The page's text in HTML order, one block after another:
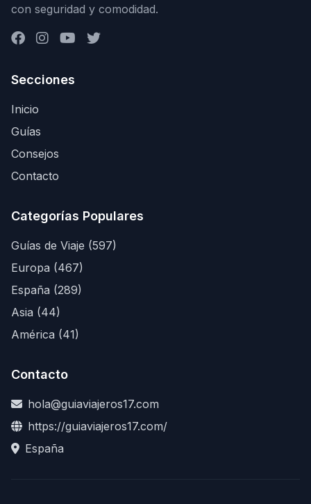
con seguridad y comodidad.
Secciones
Inicio
Guías
Consejos
Contacto
Categorías Populares
Guías de Viaje (597)
Europa (467)
España (289)
Asia (44)
América (41)
Contacto
hola@guiaviajeros17.com
https://guiaviajeros17.com/
España